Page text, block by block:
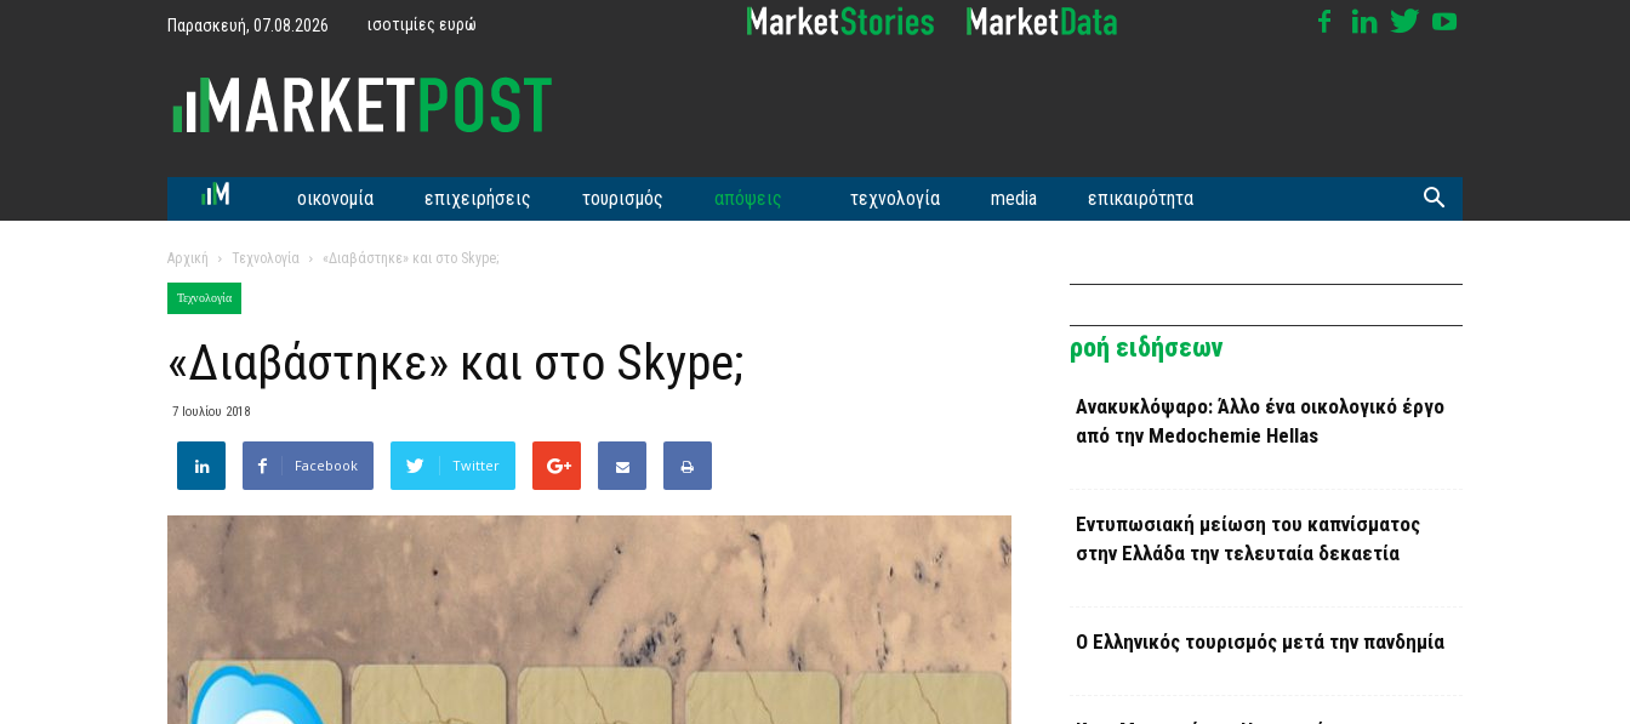
Παρασκευή, 07.08.2026 ισοτιμίες ευρώ
οικονομία επιχειρήσεις τουρισμός απόψεις τεχνολογία media επικαιρότητα
Αρχική Τεχνολογία «Διαβάστηκε» και στο Skype;
Τεχνολογία
«Διαβάστηκε» και στο Skype;
7 Ιουλίου 2018
Facebook Twitter
ροή ειδήσεων
Ανακυκλόψαρο: Άλλο ένα οικολογικό έργο
από την Medochemie Hellas
Εντυπωσιακή μείωση του καπνίσματος
στην Ελλάδα την τελευταία δεκαετία
Ο Ελληνικός τουρισμός μετά την πανδημία